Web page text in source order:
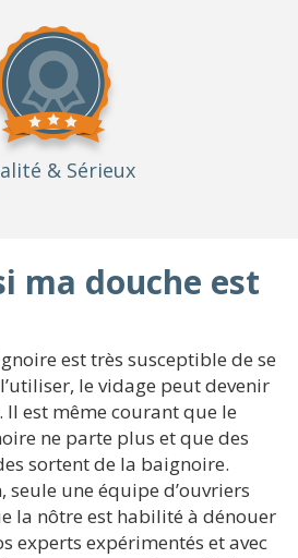
& Sérieux
ma douche est
est très susceptible de se
le vidage peut devenir
est même courant que le
ne parte plus et que des
sortent de la baignoire.
seule une équipe d’ouvriers
la nôtre est habilité à dénouer
experts expérimentés et avec